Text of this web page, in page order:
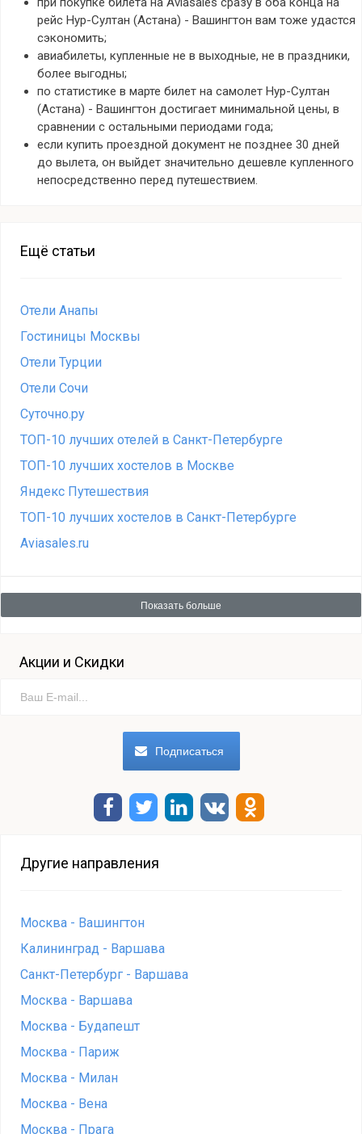
рейс Нур-Султан (Астана) - Вашингтон вам тоже удастся
сэкономить;
авиабилеты, купленные не в выходные, не в праздники,
более выгодны;
по статистике в марте билет на самолет Нур-Султан
(Астана) - Вашингтон достигает минимальной цены, в
сравнении с остальными периодами года;
если купить проездной документ не позднее 30 дней
до вылета, он выйдет значительно дешевле купленного
непосредственно перед путешествием.
Ещё статьи
Отели Анапы
Гостиницы Москвы
Отели Турции
Отели Сочи
Суточно.ру
ТОП-10 лучших отелей в Санкт-Петербурге
ТОП-10 лучших хостелов в Москве
Яндекс Путешествия
ТОП-10 лучших хостелов в Санкт-Петербурге
Aviasales.ru
Показать больше
Акции и Скидки
Другие направления
Москва - Вашингтон
Калининград - Варшава
Санкт-Петербург - Варшава
Москва - Варшава
Москва - Будапешт
Москва - Париж
Москва - Милан
Москва - Вена
Москва - Прага